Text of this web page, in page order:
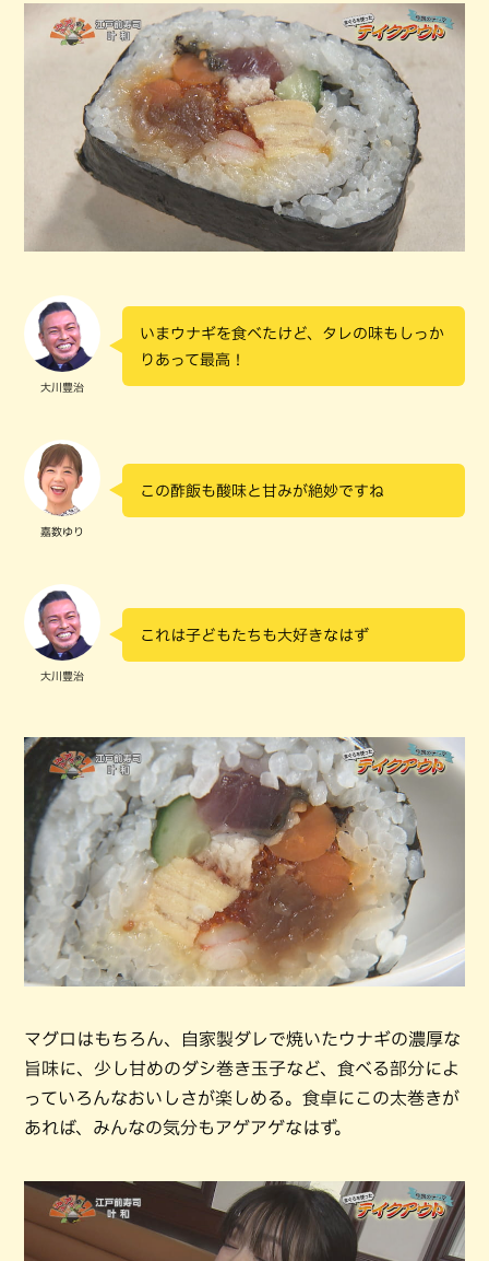
大川豊治
いまウナギを食べたけど、タレの味もしっか
りあって最高！
嘉数ゆり
この酢飯も酸味と甘みが絶妙ですね
大川豊治
これは子どもたちも大好きなはず
マグロはもちろん、自家製ダレで焼いたウナギの濃厚な
旨味に、少し甘めのダシ巻き玉子など、食べる部分によ
っていろんなおいしさが楽しめる。食卓にこの太巻きが
あれば、みんなの気分もアゲアゲなはず。